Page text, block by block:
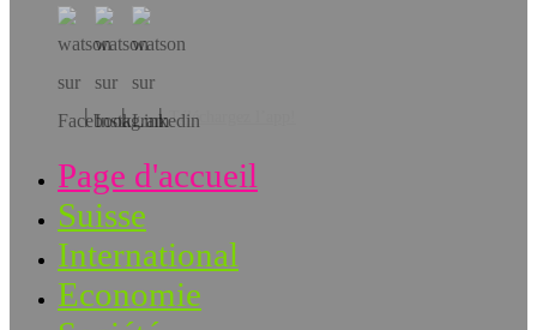
Téléchargez l’app!
Page d'accueil
Suisse
International
Economie